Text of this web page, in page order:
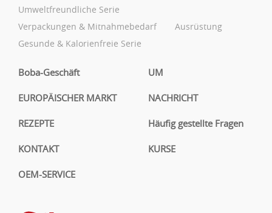
Umweltfreundliche Serie
Verpackungen & Mitnahmebedarf
Ausrüstung
Gesunde & Kalorienfreie Serie
Boba-Geschäft UM
EUROPÄISCHER MARKT NACHRICHT
REZEPTE Häufig gestellte Fragen
KONTAKT KURSE
OEM-SERVICE